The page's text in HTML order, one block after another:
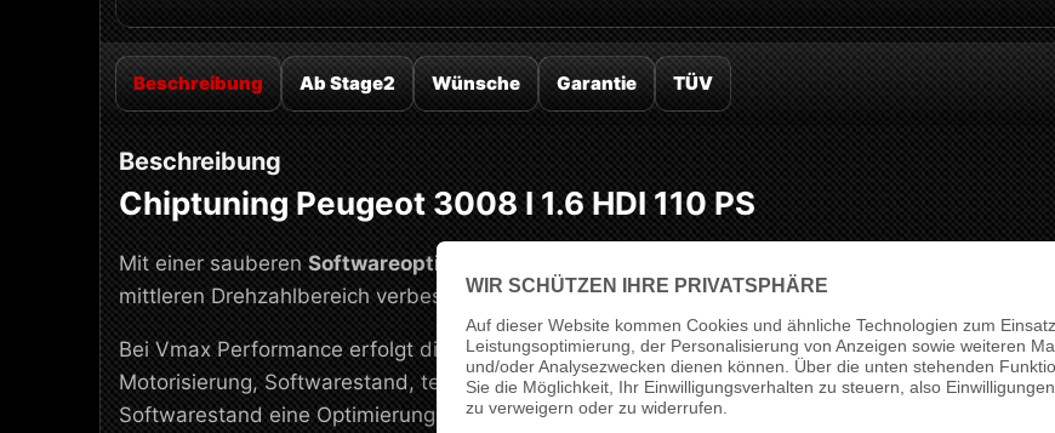
Beschreibung Ab Stage2 Wünsche Garantie TÜV
Beschreibung
Chiptuning Peugeot 3008 I 1.6 HDI 110 PS
Mit einer sauberen Softwareoptimierung
lässt sich beim Peugeot 3008 I 1.6 HDI 110 PS vor
mittleren Drehzahlbereich verbessern. Das Ergebnis ist ein kräftigeres, souveräneres
Bei Vmax Performance erfolgt die Abstimmung nicht als pauschale Standarddatei, sondern
Motorisierung, Softwarestand, technischen Zustand und den geplanten Einsatzbereich. Für
Softwarestand eine Optimierung von 110 PSauf bis zu140 PS